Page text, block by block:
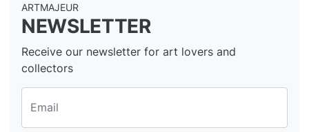
ARTMAJEUR
NEWSLETTER
Receive our newsletter for art lovers and
collectors